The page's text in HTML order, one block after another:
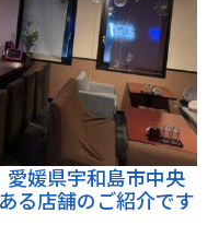
愛媛県宇和島市中央
る店舗のご紹介です